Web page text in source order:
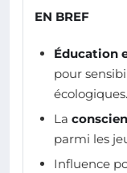
EN BREF
Éducation
pour
écologiques.
La
parmi les
Influence